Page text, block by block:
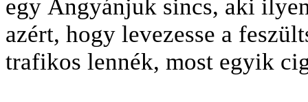
egy Ángyánjuk sincs, aki
azért, hogy levezesse a
trafikos lennék, most egyik